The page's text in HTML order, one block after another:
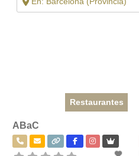
Restaurantes
ABaC